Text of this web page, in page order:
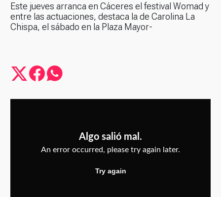
Este jueves arranca en Cáceres el festival Womad y
entre las actuaciones, destaca la de Carolina La
Chispa, el sábado en la Plaza Mayor-